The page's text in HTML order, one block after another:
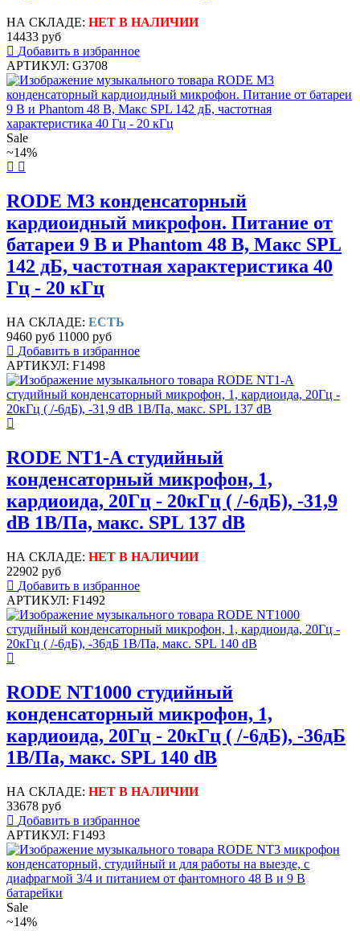
НА СКЛАДЕ: НЕТ В НАЛИЧИИ
14433 руб
Добавить в избранное
АРТИКУЛ: G3708
Sale
~14%
RODE M3 конденсаторный
кардиоидный микрофон. Питание от
батареи 9 В и Phantom 48 В, Макс SPL
142 дБ, частотная характеристика 40
Гц - 20 кГц
НА СКЛАДЕ: ЕСТЬ
9460 руб 11000 руб
Добавить в избранное
АРТИКУЛ: F1498
RODE NT1-A студийный
конденсаторный микрофон, 1,
кардиоида, 20Гц - 20кГц ( /-6дБ), -31,9
dB 1В/Па, макс. SPL 137 dB
НА СКЛАДЕ: НЕТ В НАЛИЧИИ
22902 руб
Добавить в избранное
АРТИКУЛ: F1492
RODE NT1000 студийный
конденсаторный микрофон, 1,
кардиоида, 20Гц - 20кГц ( /-6дБ), -36дБ
1В/Па, макс. SPL 140 dB
НА СКЛАДЕ: НЕТ В НАЛИЧИИ
33678 руб
Добавить в избранное
АРТИКУЛ: F1493
Sale
~14%